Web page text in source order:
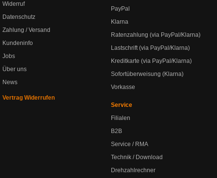
Widerruf
Datenschutz
Zahlung / Versand
Kundeninfo
Jobs
Über uns
News
Vertrag Widerrufen
PayPal
Klarna
Ratenzahlung (via PayPal/Klarna)
Lastschrift (via PayPal/Klarna)
Kreditkarte (via PayPal/Klarna)
Sofortüberweisung (Klarna)
Vorkasse
Service
Filialen
B2B
Service / RMA
Technik / Download
Drehzahlrechner